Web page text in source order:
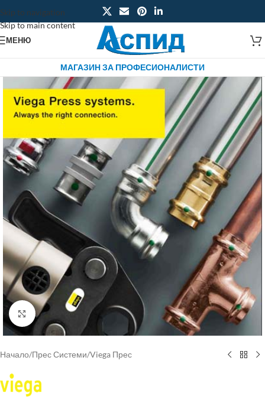
Skip to navigation
Skip to main content
МЕНЮ
МАГАЗИН ЗА ПРОФЕСИОНАЛИСТИ
Click to enlarge
Начало/Прес Системи/Viega Прес